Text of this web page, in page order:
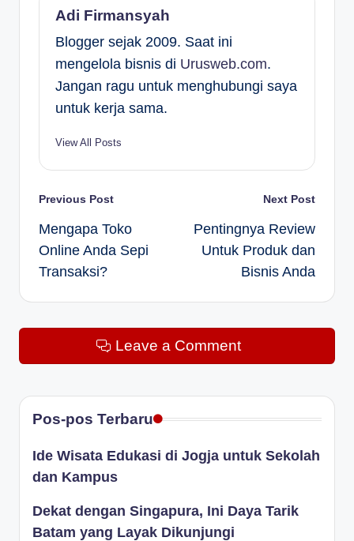
Adi Firmansyah
Blogger sejak 2009. Saat ini
mengelola bisnis di Urusweb.com.
Jangan ragu untuk menghubungi saya
untuk kerja sama.
View All Posts
Post
navigation
Previous Post
Mengapa Toko
Online Anda Sepi
Transaksi?
Next Post
Pentingnya Review
Untuk Produk dan
Bisnis Anda
Leave a Comment
Pos-pos Terbaru
Ide Wisata Edukasi di Jogja untuk Sekolah
dan Kampus
Dekat dengan Singapura, Ini Daya Tarik
Batam yang Layak Dikunjungi